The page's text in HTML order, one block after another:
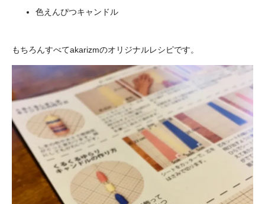
色えんぴつキャンドル
もちろんすべてakarizmのオリジナルレシピです。